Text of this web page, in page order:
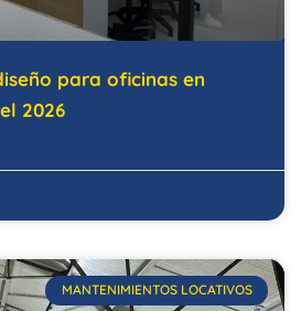
para oficinas en
2026
MANTENIMIENTOS LOCATIVOS